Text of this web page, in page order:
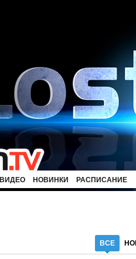
ВИДЕО НОВИНКИ РАСПИСАНИЕ
ВСЕ